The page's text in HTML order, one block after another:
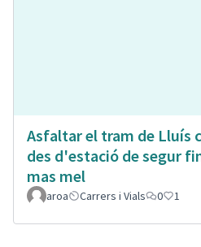
Asfaltar el tram de Lluís
des d'estació de segur
mas mel
aroa Carrers i Vials 0 1